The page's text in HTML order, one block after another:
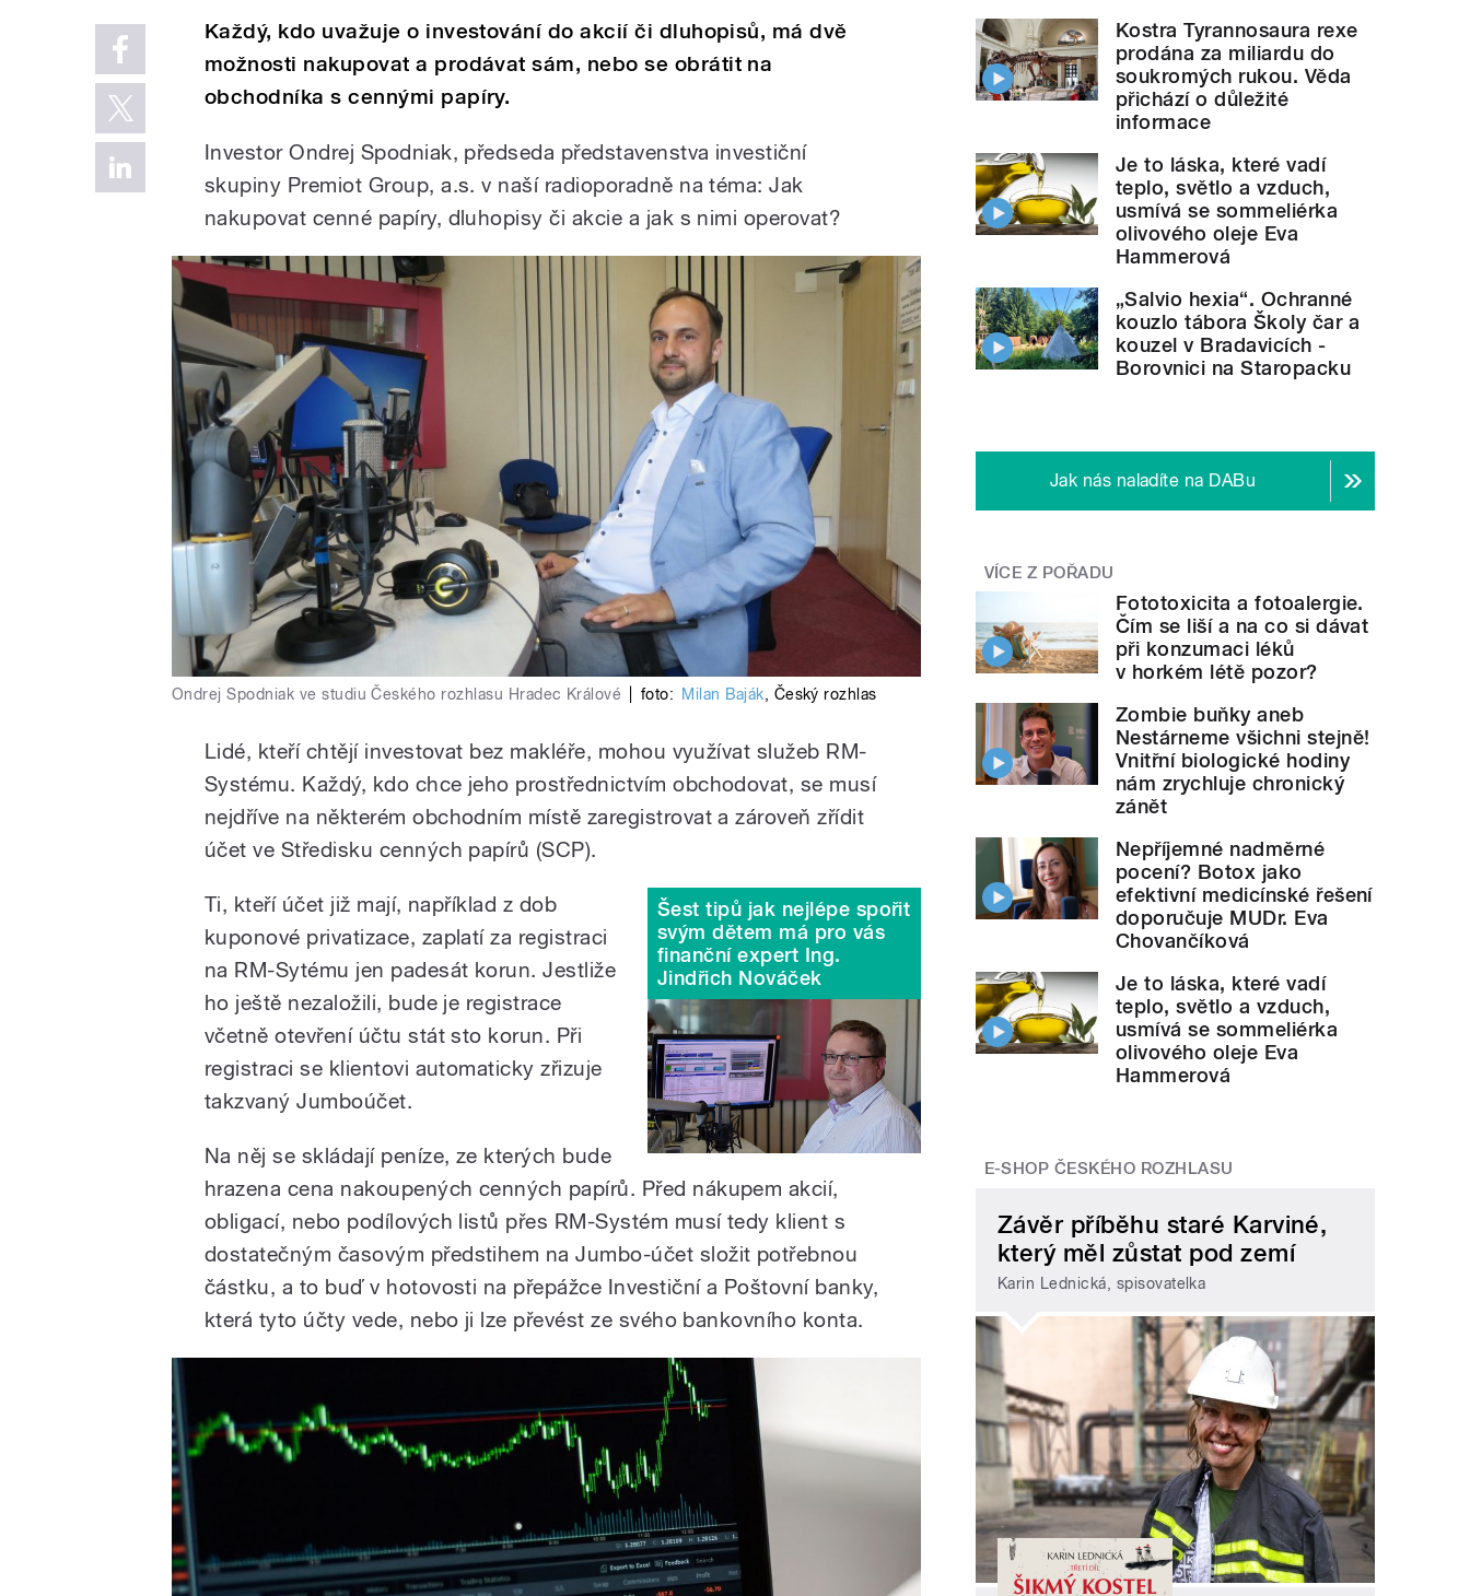
Každý, kdo uvažuje o investování do akcií či dluhopisů, má dvě
možnosti nakupovat a prodávat sám, nebo se obrátit na
obchodníka s cennými papíry.
Investor Ondrej Spodniak, předseda představenstva investiční
skupiny Premiot Group, a.s. v naší radioporadně na téma: Jak
nakupovat cenné papíry, dluhopisy či akcie a jak s nimi operovat?
Ondrej Spodniak ve studiu Českého rozhlasu Hradec Králové foto: Milan Baják, Český rozhlas
Lidé, kteří chtějí investovat bez makléře, mohou využívat služeb RM-
Systému. Každý, kdo chce jeho prostřednictvím obchodovat, se musí
nejdříve na některém obchodním místě zaregistrovat a zároveň zřídit
účet ve Středisku cenných papírů (SCP).
Šest tipů jak nejlépe spořit
svým dětem má pro vás
finanční expert Ing.
Jindřich Nováček
Ti, kteří účet již mají, například z dob
kuponové privatizace, zaplatí za registraci
na RM-Sytému jen padesát korun. Jestliže
ho ještě nezaložili, bude je registrace
včetně otevření účtu stát sto korun. Při
registraci se klientovi automaticky zřizuje
takzvaný Jumboúčet.
Na něj se skládají peníze, ze kterých bude
hrazena cena nakoupených cenných papírů. Před nákupem akcií,
obligací, nebo podílových listů přes RM-Systém musí tedy klient s
dostatečným časovým předstihem na Jumbo-účet složit potřebnou
částku, a to buď v hotovosti na přepážce Investiční a Poštovní banky,
která tyto účty vede, nebo ji lze převést ze svého bankovního konta.
Kostra Tyrannosaura rexe
prodána za miliardu do
soukromých rukou. Věda
přichází o důležité
informace
Je to láska, které vadí
teplo, světlo a vzduch,
usmívá se sommeliérka
olivového oleje Eva
Hammerová
„Salvio hexia“. Ochranné
kouzlo tábora Školy čar a
kouzel v Bradavicích -
Borovnici na Staropacku
Jak nás naladíte na DABu
VÍCE Z POŘADU
Fototoxicita a fotoalergie.
Čím se liší a na co si dávat
při konzumaci léků
v horkém létě pozor?
Zombie buňky aneb
Nestárneme všichni stejně!
Vnitřní biologické hodiny
nám zrychluje chronický
zánět
Nepříjemné nadměrné
pocení? Botox jako
efektivní medicínské řešení
doporučuje MUDr. Eva
Chovančíková
Je to láska, které vadí
teplo, světlo a vzduch,
usmívá se sommeliérka
olivového oleje Eva
Hammerová
E-SHOP ČESKÉHO ROZHLASU
Závěr příběhu staré Karviné,
který měl zůstat pod zemí
Karin Lednická, spisovatelka